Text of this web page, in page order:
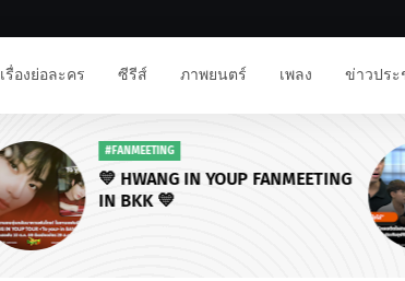
เรื่องย่อละคร ซีรีส์ ภาพยนตร์ เพลง ข่าวปร
#FANMEETING
💛 HWANG IN YOUP FANMEETING
IN BKK 💛